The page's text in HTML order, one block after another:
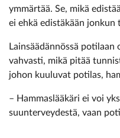
ymmärtää. Se, mikä
ei ehkä edistäkään jonkun
Lainsäädännössä
vahvasti, mikä pitää
johon kuuluvat potilas,
– Hammaslääkäri ei voi
suunterveydestä, vaan